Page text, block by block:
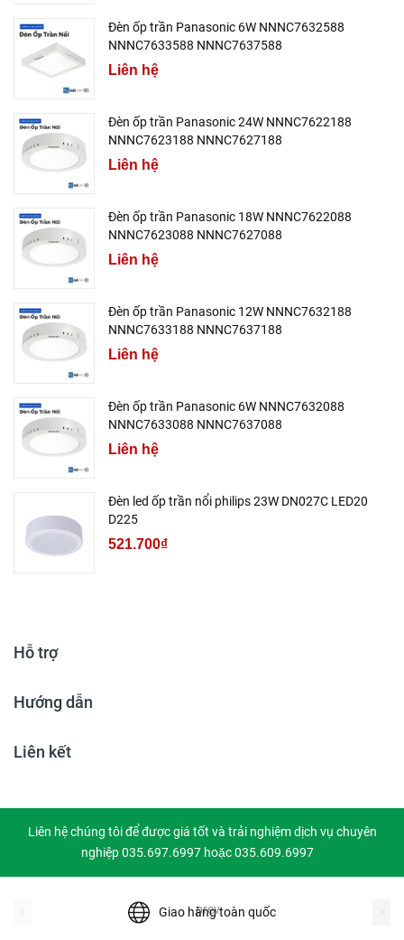
Đèn ốp trần Panasonic 6W NNNC7632588
NNNC7633588 NNNC7637588
Liên hệ
Đèn ốp trần Panasonic 24W NNNC7622188
NNNC7623188 NNNC7627188
Liên hệ
Đèn ốp trần Panasonic 18W NNNC7622088
NNNC7623088 NNNC7627088
Liên hệ
Đèn ốp trần Panasonic 12W NNNC7632188
NNNC7633188 NNNC7637188
Liên hệ
Đèn ốp trần Panasonic 6W NNNC7632088
NNNC7633088 NNNC7637088
Liên hệ
Đèn led ốp trần nổi philips 23W DN027C LED20
D225
521.700₫
Hỗ trợ
Hướng dẫn
Liên kết
Liên hệ chúng tôi để được giá tốt và trải nghiệm dịch vụ chuyên
nghiệp 035.697.6997 hoặc 035.609.6997
Giao hàng toàn quốc
prev